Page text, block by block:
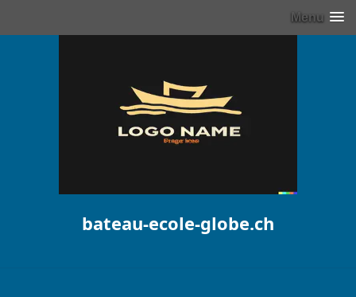
Menu
bateau-ecole-globe.ch